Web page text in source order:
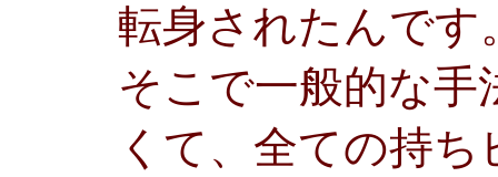
転身されたんです
そこで一般的な
くて、全ての持